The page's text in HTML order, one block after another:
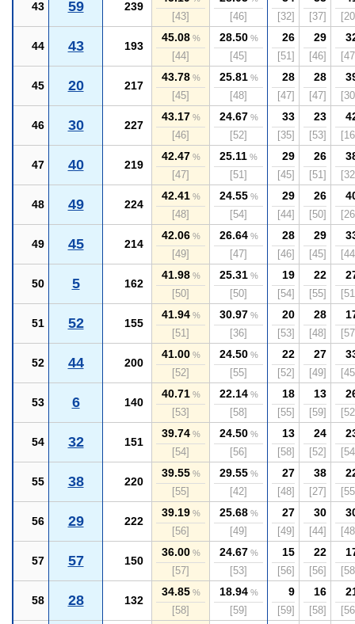
43 59 239
[43] [46] [32] [37]
44 43 193
45.08%
[44]
28.50%
[45]
26
[51]
29
[46]
45 20 217
43.78%
[45]
25.81%
[48]
28
[47]
28
[47]
46 30 227
43.17%
[46]
24.67%
[52]
33
[35]
23
[53]
47 40 219
42.47%
[47]
25.11 %
[51]
29
[45]
26
[51]
48 49 224
42.41%
[48]
24.55%
[54]
29
[44]
26
[50]
49 45 214
42.06%
[49]
26.64%
[47]
28
[46]
29
[45]
50 5 162
41.98%
[50]
25.31%
[50]
19
[54]
22
[55]
51 52 155
41.94%
[51]
30.97%
[36]
20
[53]
28
[48]
52 44 200
41.00%
[52]
24.50%
[55]
22
[52]
27
[49]
53 6 140
40.71%
[53]
22.14%
[58]
18
[55]
13
[59]
54 32 151
39.74%
[54]
24.50%
[56]
13
[58]
24
[52]
55 38 220
39.55%
[55]
29.55%
[42]
27
[48]
38
[27]
56 29 222
39.19%
[56]
25.68%
[49]
27
[49]
30
[44]
57 57 150
36.00%
[57]
24.67%
[53]
15
[56]
22
[56]
58 28 132
34.85%
[58]
18.94%
[59]
9
[59]
16
[58]